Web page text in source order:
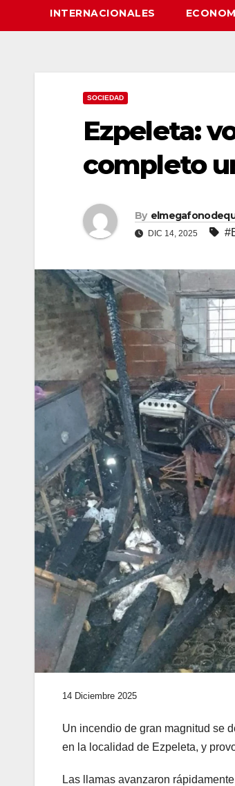
INTERNACIONALES
SOCIEDAD
Ezpeleta:
completo
By
DIC 14, 2025
14 Diciembre 2025
Un incendio de gran magnitud se
en la localidad de Ezpeleta, y
Las llamas avanzaron